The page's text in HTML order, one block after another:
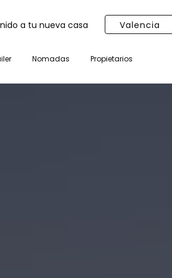
a tu nueva casa
Nomadas Propietarios